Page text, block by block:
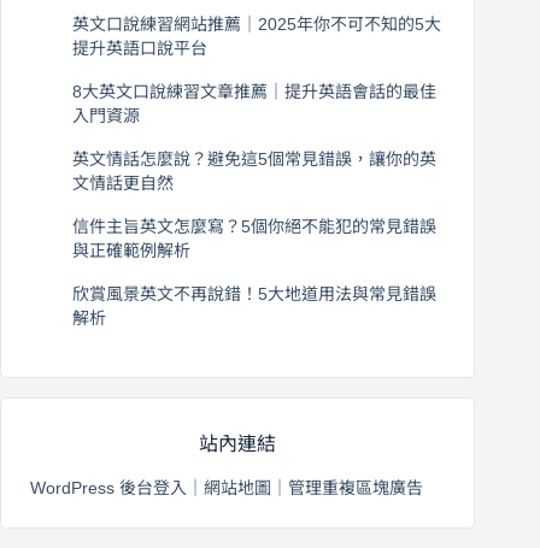
英文口說練習網站推薦｜2025年你不可不知的5大
提升英語口說平台
8大英文口說練習文章推薦｜提升英語會話的最佳
入門資源
英文情話怎麼說？避免這5個常見錯誤，讓你的英
文情話更自然
信件主旨英文怎麼寫？5個你絕不能犯的常見錯誤
與正確範例解析
欣賞風景英文不再說錯！5大地道用法與常見錯誤
解析
站內連結
WordPress 後台登入 網站地圖 管理重複區塊廣告